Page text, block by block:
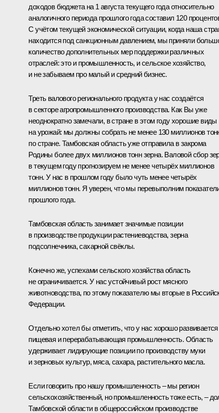
доходов бюджета на 1 августа текущего года относительно
аналогичного периода прошлого года составил 120
С учётом текущей экономической ситуации, когда наша
находится под санкционным давлением, мы приняли
количество дополнительных мер поддержки различных
отраслей: это и промышленность, и сельское хозяйство,
и не забываем про малый и средний бизнес.
Треть валового регионального продукта у нас создаётся
в секторе агропромышленного производства. Как Вы уже
неоднократно замечали, в стране в этом году хорошие виды
на урожай: мы должны собрать не менее 130 миллионов
по стране. Тамбовская область уже отправила в закрома
Родины более двух миллионов тонн зерна. Валовой сбор
в текущем году прогнозируем не менее четырёх миллионов
тонн. У нас в прошлом году было чуть менее четырёх
миллионов тонн. Я уверен, что мы перевыполним
прошлого года.
Тамбовская область занимает значимые позиции
в производстве продукции растениеводства, зерна
подсолнечника, сахарной свёклы.
Конечно же, успехами сельского хозяйства область
не ограничивается. У нас устойчивый рост мясного
животноводства, по этому показателю мы вторые в
Федерации.
Отдельно хотел бы отметить, что у нас хорошо развивается
пищевая и перерабатывающая промышленность. Область
удерживает лидирующие позиции по производству муки
и зерновых культур, мяса, сахара, растительного масла.
Если говорить про нашу промышленность – мы регион
сельскохозяйственный, но промышленность тоже есть, –
Тамбовской области в общероссийском производстве